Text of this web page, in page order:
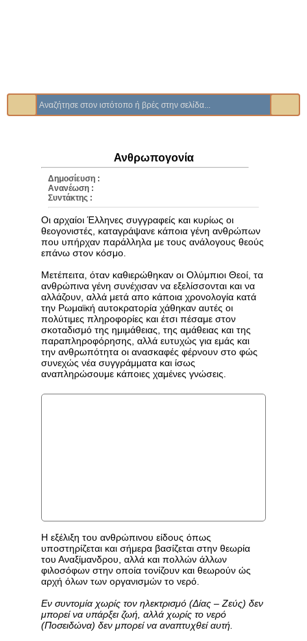
Ανθρωπογονία
Δημοσίευση :
Ανανέωση :
Συντάκτης :
Οι αρχαίοι Έλληνες συγγραφείς και κυρίως οι
θεογονιστές, καταγράψανε κάποια γένη ανθρώπων
που υπήρχαν παράλληλα με τους ανάλογους θεούς
επάνω στον κόσμο.
Μετέπειτα, όταν καθιερώθηκαν οι Ολύμπιοι Θεοί, τα
ανθρώπινα γένη συνέχισαν να εξελίσσονται και να
αλλάζουν, αλλά μετά απο κάποια χρονολογία κατά
την Ρωμαϊκή αυτοκρατορία χάθηκαν αυτές οι
πολύτιμες πληροφορίες και έτσι πέσαμε στον
σκοταδισμό της ημιμάθειας, της αμάθειας και της
παραπληροφόρησης, αλλά ευτυχώς για εμάς και
την ανθρωπότητα οι ανασκαφές φέρνουν στο φώς
συνεχώς νέα συγγράμματα και ίσως
αναπληρώσουμε κάποιες χαμένες γνώσεις.
Η εξέλιξη του ανθρώπινου είδους όπως
υποστηρίζεται και σήμερα βασίζεται στην θεωρία
του Αναξίμανδρου, αλλά και πολλών άλλων
φιλοσόφων στην οποία τονίζουν και θεωρούν ώς
αρχή όλων των οργανισμών το νερό.
Εν συντομία χωρίς τον ηλεκτρισμό (Δίας – Ζεύς) δεν
μπορεί να υπάρξει ζωή, αλλά χωρίς το νερό
(Ποσειδώνα) δεν μπορεί να αναπτυχθεί αυτή.